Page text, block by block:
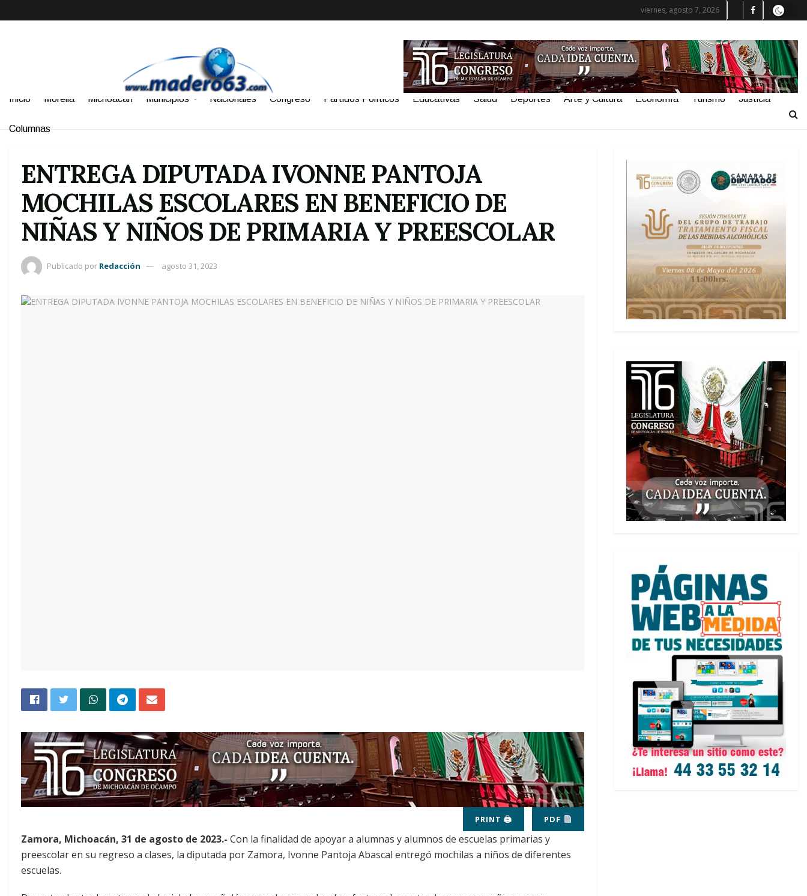
viernes, agosto 7, 2026
Inicio Morelia Michoacán Municipios Nacionales Congreso Partidos Políticos Educativas Salud Deportes Arte y Cultura Economía Turismo Justicia
Columnas
ENTREGA DIPUTADA IVONNE PANTOJA
MOCHILAS ESCOLARES EN BENEFICIO DE
NIÑAS Y NIÑOS DE PRIMARIA Y PREESCOLAR
Publicado por Redacción agosto 31, 2023
PRINT 🖨 PDF
Zamora, Michoacán, 31 de agosto de 2023.- Con la finalidad de apoyar a alumnas y alumnos de escuelas primarias y
preescolar en su regreso a clases, la diputada por Zamora, Ivonne Pantoja Abascal entregó mochilas a niños de diferentes
escuelas.